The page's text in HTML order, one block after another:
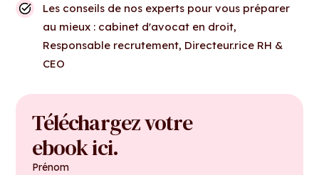
Les conseils de nos experts pour vous préparer
au mieux : cabinet d'avocat en droit,
Responsable recrutement, Directeur.rice RH &
CEO
Téléchargez votre
ebook ici.
Prénom